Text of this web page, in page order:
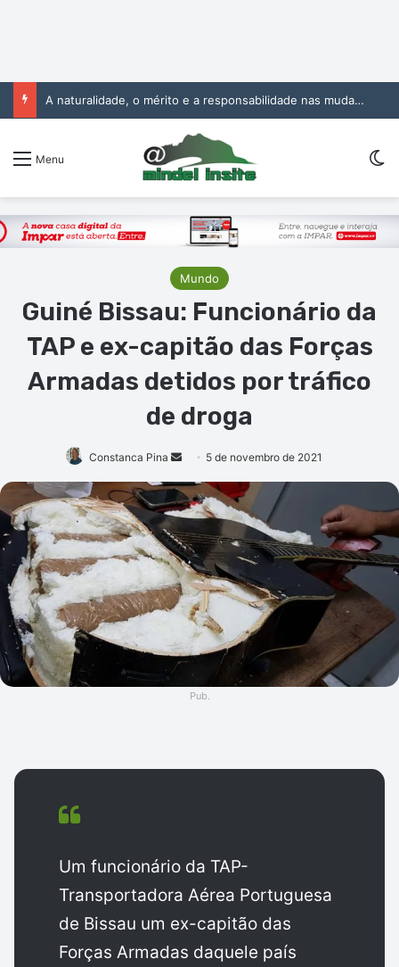
A naturalidade, o mérito e a responsabilidade nas mudanças na Administração Pública
Menu
Mundo
Guiné Bissau: Funcionário da
TAP e ex-capitão das Forças
Armadas detidos por tráfico
de droga
Constanca Pina
Mande
e-
mail
5 de novembro de 2021
Pub.
Um funcionário da TAP-
Transportadora Aérea Portuguesa
de Bissau um ex-capitão das
Forças Armadas daquele país